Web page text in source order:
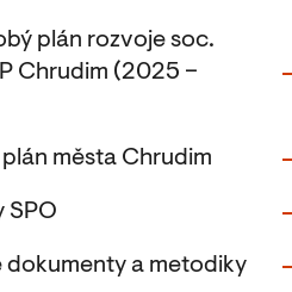
plán rozvoje soc.
Chrudim (2025 –
města Chrudim
SPO
dokumenty a metodiky